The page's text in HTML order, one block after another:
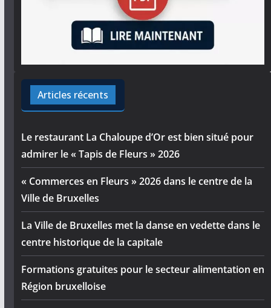
Articles récents
Le restaurant La Chaloupe d’Or est bien situé pour
admirer le « Tapis de Fleurs » 2026
« Commerces en Fleurs » 2026 dans le centre de la
Ville de Bruxelles
La Ville de Bruxelles met la danse en vedette dans le
centre historique de la capitale
Formations gratuites pour le secteur alimentation en
Région bruxelloise